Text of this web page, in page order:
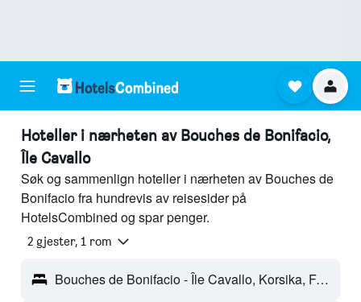
Hoteller i nærheten av Bouches de Bonifacio,
Île Cavallo
Søk og sammenlign hoteller i nærheten av Bouches de
Bonifacio fra hundrevis av reisesider på
HotelsCombined og spar penger.
2 gjester, 1 rom
Bouches de Bonifacio - Île Cavallo, Korsika, Frankrike